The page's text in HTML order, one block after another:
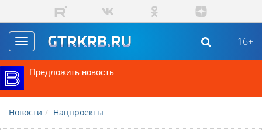
Перейти к основному содержанию
Toggle
navigation
16+
Предложить новость
Новости Нацпроекты